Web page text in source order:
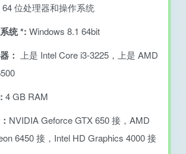
64 位处理器和操作系统
统 *: Windows 8.1 64bit
：
上是 Intel Core i3-3225，上是 AMD
4 GB RAM
NVIDIA Geforce GTX 650 接，AMD
6450 接，Intel HD Graphics 4000 接